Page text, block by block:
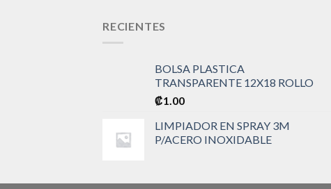
RECIENTES
BOLSA PLASTICA
TRANSPARENTE 12X18 ROLLO
₡1.00
LIMPIADOR EN SPRAY 3M
P/ACERO INOXIDABLE